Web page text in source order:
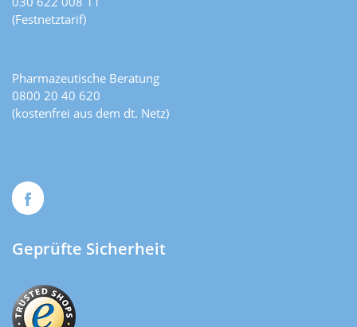
(Festnetztarif)
Pharmazeutische Beratung
0800 20 40 620
(kostenfrei aus dem dt. Netz)
Geprüfte Sicherheit